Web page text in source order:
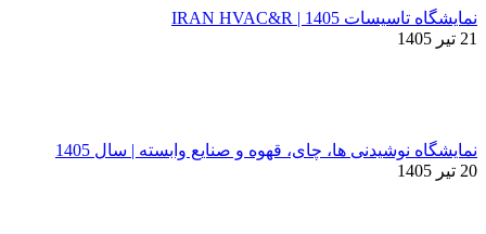
نمایشگاه تاسیسات 1405 | IRAN HVAC&R
21 تیر 1405
نمایشگاه نوشیدنی ها، چای، قهوه و صنایع وابسته | سال 1405
20 تیر 1405